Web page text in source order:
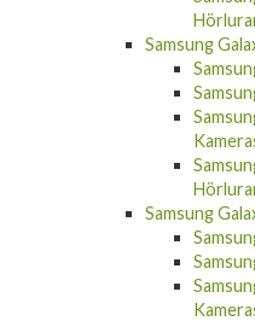
Samsung
Samsung